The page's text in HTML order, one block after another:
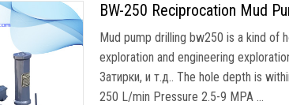
BW-250 Reciprocation Mud
Mud pump drilling bw250 is a kind of
exploration and engineering
Затирки, и т.д..The hole depth is
250 L/min Pressure 2.5-9 MPA …